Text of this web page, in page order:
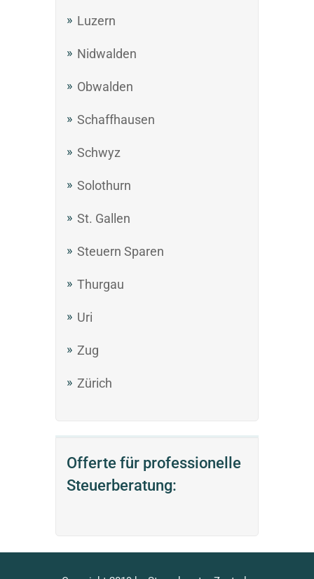
Luzern
Nidwalden
Obwalden
Schaffhausen
Schwyz
Solothurn
St. Gallen
Steuern Sparen
Thurgau
Uri
Zug
Zürich
Offerte für professionelle
Steuerberatung: